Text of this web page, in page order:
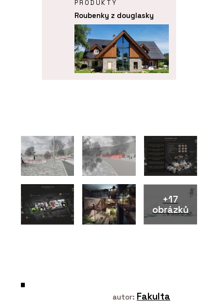
PRODUKTY
Roubenky z douglasky
ČLÁNKY
Dovolená v Krkonoších v
roubence u kachlových
+17
obrázků
autor: Fakulta